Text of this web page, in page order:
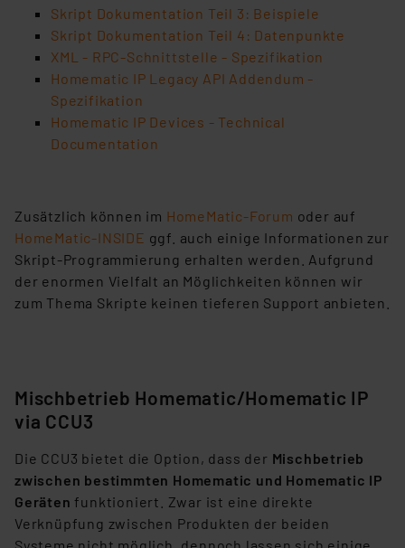
VO) zu. Eine detaillierte Auflistung der einzelnen
Cookies nach Zweck und Anbieter ist durch Klick auf
den Button „Ablehnen oder Einstellungen“ abrufbar. Sie
können die Verwendung nicht notwendiger Cookies
ablehnen oder ihr ganz oder teilweise zustimmen. Ihre
erteilte Zustimmung können Sie jederzeit unter dem
unberührt. Ihre Browser-Einstellungen können dazu
führen, dass die Einstellungen nicht längerfristig
gespeichert werden und dieses Banner erneut
angezeigt wird.
die Verarbeitung Ihrer Daten in den USA gemäß Art. 49
(1) lit. a DSGVO. Nähere Infos zu diesen Drittanbietern
der Datenschutzerklärung. Für die USA besteht kein
Angemessenheitsbeschluss der EU. Dies bedeutet,
dass die USA als Land mit unzureichendem
Datenschutz nach EU-Standards eingestuft wird. So
Skript Dokumentation Teil 3: Beispiele
Skript Dokumentation Teil 4: Datenpunkte
XML - RPC-Schnittstelle - Spezifikation
Homematic IP Legacy API Addendum -
Spezifikation
Homematic IP Devices - Technical
Documentation
Zusätzlich können im HomeMatic-Forum oder auf
HomeMatic-INSIDE ggf. auch einige Informationen zur
Skript-Programmierung erhalten werden. Aufgrund
der enormen Vielfalt an Möglichkeiten können wir
zum Thema Skripte keinen tieferen Support anbieten.
Mischbetrieb Homematic/Homematic IP
via CCU3
Die CCU3 bietet die Option, dass der Mischbetrieb
zwischen bestimmten Homematic und Homematic IP
Geräten funktioniert. Zwar ist eine direkte
Verknüpfung zwischen Produkten der beiden